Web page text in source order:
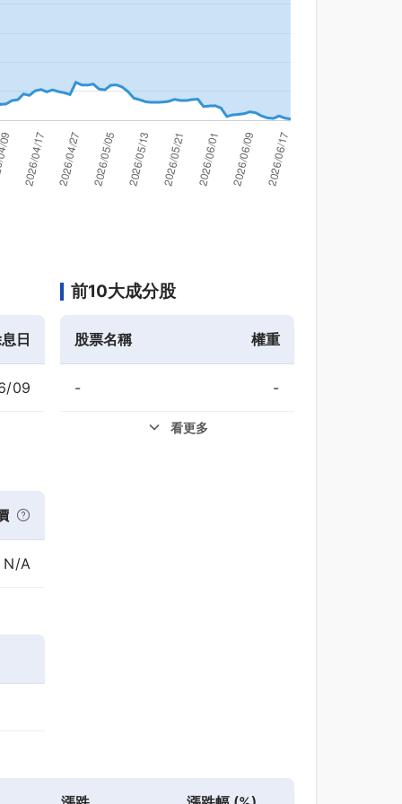
前10大成分股
股票名稱 權重
- -
看更多
日
09
N/A